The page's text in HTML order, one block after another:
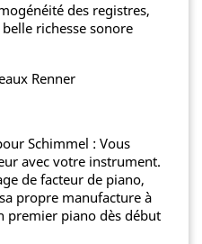
des registres,
richesse sonore
Renner
Schimmel : Vous
avec votre instrument.
de facteur de piano,
propre manufacture à
premier piano dès début